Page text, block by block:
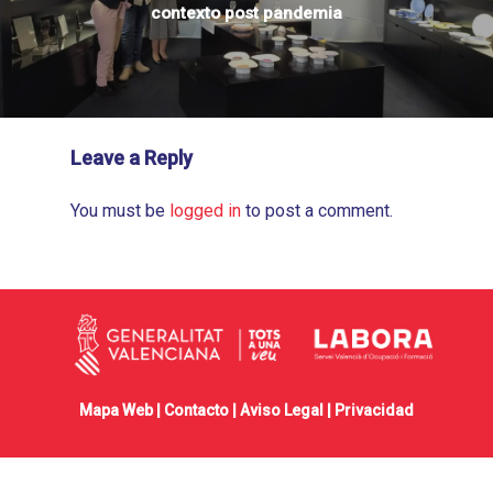
contexto post pandemia
Leave a Reply
You must be logged in to post a comment.
Mapa Web | Contacto Aviso Legal Privacidad